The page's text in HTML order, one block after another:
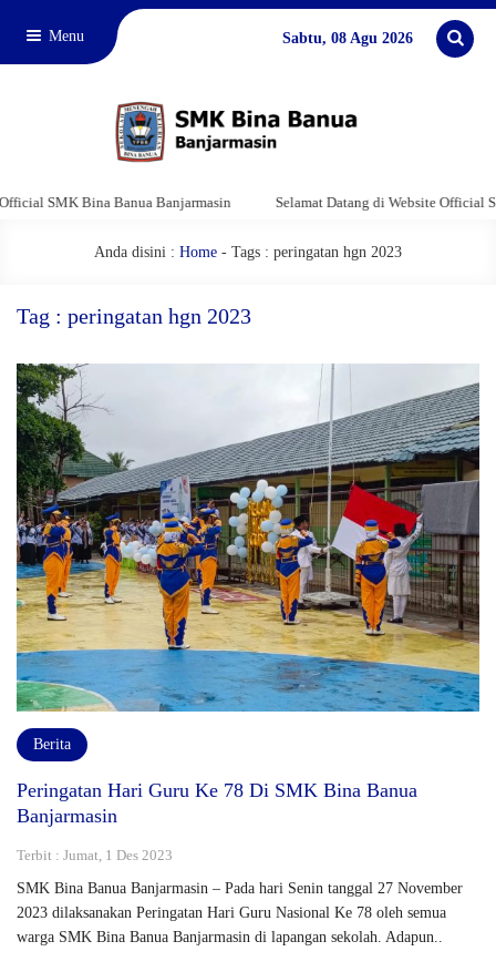
Menu Sabtu, 08 Agu 2026
SMK Bina Banua Banjarmasin Selamat Datang di Website Official
Anda disini : Home - Tags : peringatan hgn 2023
Tag : peringatan hgn 2023
Berita
Peringatan Hari Guru Ke 78 Di SMK Bina Banua
Banjarmasin
Terbit : Jumat, 1 Des 2023
SMK Bina Banua Banjarmasin – Pada hari Senin tanggal 27 November
2023 dilaksanakan Peringatan Hari Guru Nasional Ke 78 oleh semua
warga SMK Bina Banua Banjarmasin di lapangan sekolah. Adapun..